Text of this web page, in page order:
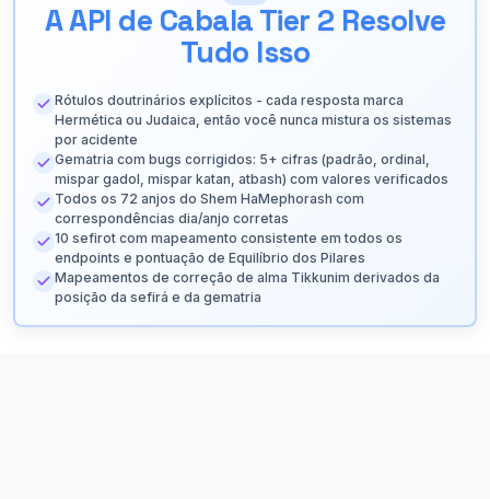
A API de Cabala Tier 2 Resolve
Tudo Isso
Rótulos doutrinários explícitos - cada resposta marca
Hermética ou Judaica, então você nunca mistura os sistemas
por acidente
Gematria com bugs corrigidos: 5+ cifras (padrão, ordinal,
mispar gadol, mispar katan, atbash) com valores verificados
Todos os 72 anjos do Shem HaMephorash com
correspondências dia/anjo corretas
10 sefirot com mapeamento consistente em todos os
endpoints e pontuação de Equilíbrio dos Pilares
Mapeamentos de correção de alma Tikkunim derivados da
posição da sefirá e da gematria